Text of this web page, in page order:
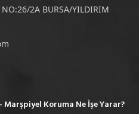
2A BURSA/YILDIRIM
Marşpiyel Koruma Ne İşe Yarar?